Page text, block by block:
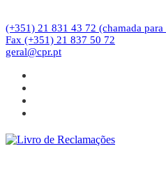
(+351) 21 831 43 72 (chamada
Fax (+351) 21 837 50 72
geral@cpr.pt